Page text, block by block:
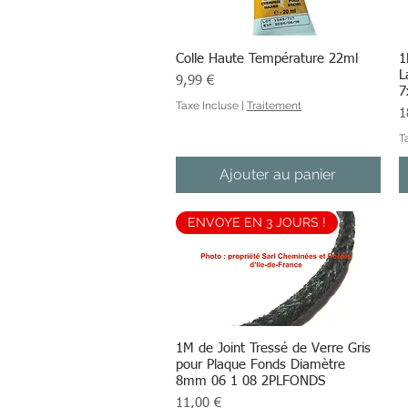
Aperçu rapide
Colle Haute Température 22ml
Prix
9,99 €
Taxe Incluse | Traitement
Ajouter au panier
Aperçu rapide
ENVOYE EN 3 JOURS !
1M de Joint Tressé de Verre Gris
pour Plaque Fonds Diamètre
8mm 06 1 08 2PLFONDS
Prix
11,00 €